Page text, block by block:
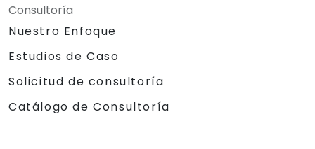
Consultoría
Nuestro Enfoque
Estudios de Caso
Solicitud de consultoría
Catálogo de Consultoría